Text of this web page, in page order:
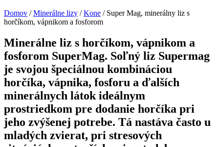
Domov /Minerálne lizy /Kone / Super Mag, minerálny liz s
horčíkom, vápnikom a fosforom
Minerálne liz s horčíkom, vápnikom a
fosforom SuperMag. Soľný liz Supermag
je svojou špeciálnou kombináciou
horčíka, vápnika, fosforu a ďalších
minerálnych látok ideálnym
prostriedkom pre dodanie horčíka pri
jeho zvýšenej potrebe. Tá nastáva často u
mladých zvierat, pri stresových